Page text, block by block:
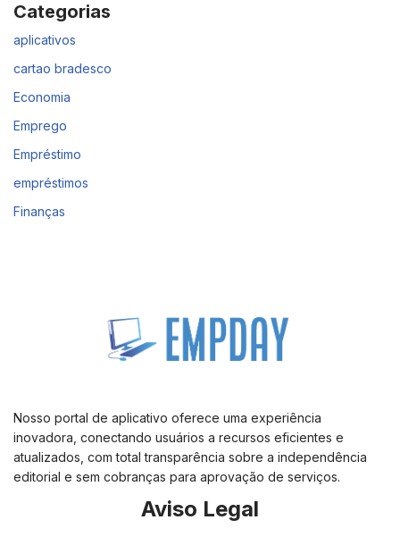
Categorias
aplicativos
cartao bradesco
Economia
Emprego
Empréstimo
empréstimos
Finanças
Nosso portal de aplicativo oferece uma experiência
inovadora, conectando usuários a recursos eficientes e
atualizados, com total transparência sobre a independência
editorial e sem cobranças para aprovação de serviços.
Aviso Legal